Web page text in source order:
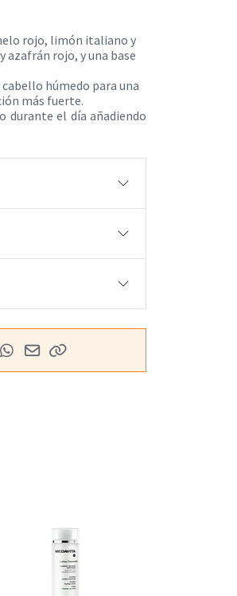
rojo, limón italiano y
azafrán rojo, y una base
húmedo para una
más fuerte.
durante el día añadiendo